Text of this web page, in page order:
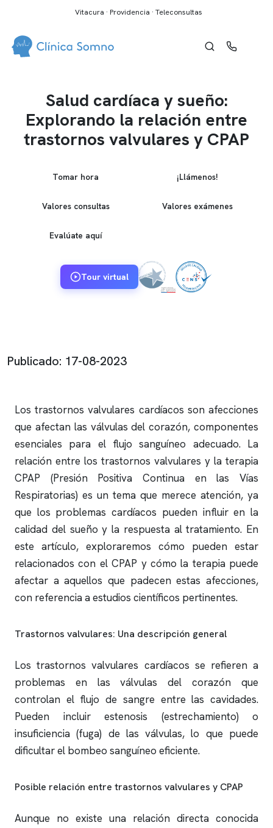
Vitacura · Providencia · Teleconsultas
Salud cardíaca y sueño:
Explorando la relación entre
trastornos valvulares y CPAP
Tomar hora ¡Llámenos!
Valores consultas Valores exámenes
Evalúate aquí
Tour virtual
Publicado: 17-08-2023
Los trastornos valvulares cardíacos son afecciones
que afectan las válvulas del corazón, componentes
esenciales para el flujo sanguíneo adecuado. La
relación entre los trastornos valvulares y la terapia
CPAP (Presión Positiva Continua en las Vías
Respiratorias) es un tema que merece atención, ya
que los problemas cardíacos pueden influir en la
calidad del sueño y la respuesta al tratamiento. En
este artículo, exploraremos cómo pueden estar
relacionados con el CPAP y cómo la terapia puede
afectar a aquellos que padecen estas afecciones,
con referencia a estudios científicos pertinentes.
Trastornos valvulares: Una descripción general
Los trastornos valvulares cardíacos se refieren a
problemas en las válvulas del corazón que
controlan el flujo de sangre entre las cavidades.
Pueden incluir estenosis (estrechamiento) o
insuficiencia (fuga) de las válvulas, lo que puede
dificultar el bombeo sanguíneo eficiente.
Posible relación entre trastornos valvulares y CPAP
Aunque no existe una relación directa conocida